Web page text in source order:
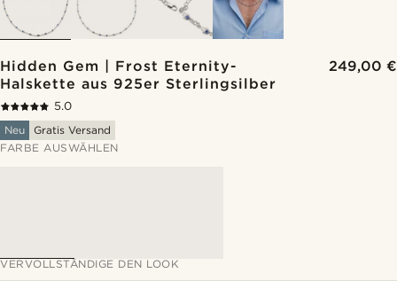
Hidden Gem | Frost Eternity-
Halskette aus 925er Sterlingsilber
249,00 €
5.0
Neu
Gratis Versand
FARBE AUSWÄHLEN
VERVOLLSTÄNDIGE DEN LOOK